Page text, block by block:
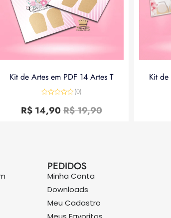
Kit de Artes em PDF 14 Artes T
0
de
(0)
R$19,90
R$14,90
Kit de
PEDIDOS
Minha Conta
Downloads
Meu Cadastro